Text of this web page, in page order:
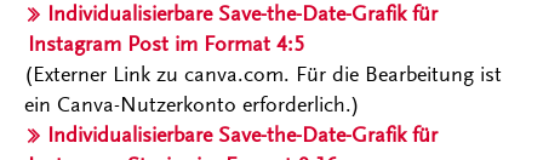
Individualisierbare Save-the-Date-Grafik für
Instagram Post im Format 4:5
(Externer Link zu canva.com. Für die Bearbeitung ist
ein Canva-Nutzerkonto erforderlich.)
Individualisierbare Save-the-Date-Grafik für